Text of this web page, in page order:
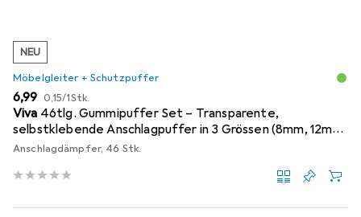
NEU
Möbelgleiter + Schutzpuffer
EUR
6,99 EUR
0,15/1Stk.
Viva 46tlg. Gummipuffer Set – Transparente,
selbstklebende Anschlagpuffer in 3 Grössen (8mm, 12mm,
18mm)
Anschlagdämpfer, 46 Stk.